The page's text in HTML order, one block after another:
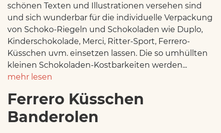
schönen Texten und Illustrationen versehen sind
und sich wunderbar für die individuelle Verpackung
von Schoko-Riegeln und Schokoladen wie Duplo,
Kinderschokolade, Merci, Ritter-Sport, Ferrero-
Küsschen uvm. einsetzen lassen. Die so umhüllten
kleinen Schokoladen-Kostbarkeiten werden...
mehr lesen
Ferrero Küsschen
Banderolen